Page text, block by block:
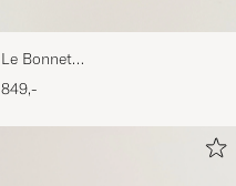
Le Bonnet
Lambswool/Caregora Beanie
Mustard
849,-